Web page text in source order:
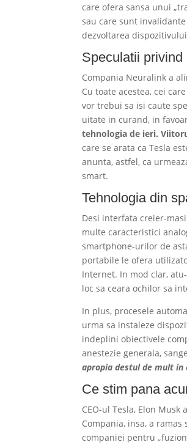
care ofera sansa unui
sau care sunt
dezvoltarea
Speculatii
Compania Neuralink a
Cu toate acestea, cei
vor trebui sa isi caute
uitate in curand, in
tehnologia de ieri.
care se arata ca Tesla
anunta, astfel, ca
smart.
Tehnologia din
Desi interfata creier-
multe caracteristici
smartphone-urilor de
portabile le ofera
Internet. In mod clar,
loc sa ceara ochilor sa
In plus, procesele
urma sa instaleze
indeplini obiectivele
anestezie generala,
apropia destul de mult in
Ce stim pana
CEO-ul Tesla, Elon
Compania, insa, a
companiei pentru